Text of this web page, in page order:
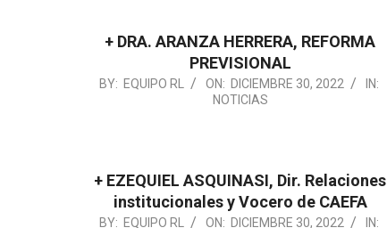
+ DRA. ARANZA HERRERA, REFORMA
PREVISIONAL
2022-
BY: EQUIPO RL ON: DICIEMBRE 30, 2022
IN:
NOTICIAS
+ EZEQUIEL ASQUINASI, Dir. Relaciones
institucionales y Vocero de CAEFA
2022-
BY: EQUIPO RL ON: DICIEMBRE 30, 2022 IN: